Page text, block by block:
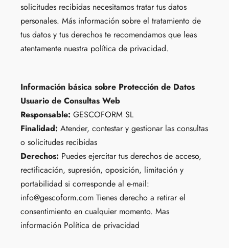
solicitudes recibidas necesitamos tratar tus datos
personales. Más información sobre el tratamiento de
tus datos y tus derechos te recomendamos que leas
atentamente nuestra política de privacidad.
Información básica sobre Protección de Datos
Usuario de Consultas Web
Responsable: GESCOFORM SL
Finalidad: Atender, contestar y gestionar las consultas
o solicitudes recibidas
Derechos: Puedes ejercitar tus derechos de acceso,
rectificación, supresión, oposición, limitación y
portabilidad si corresponde al e-mail:
info@gescoform.com Tienes derecho a retirar el
consentimiento en cualquier momento. Mas
información Política de privacidad